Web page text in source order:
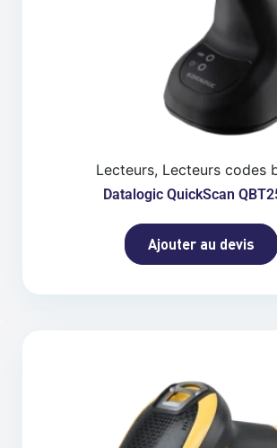
Lecteurs, Lecteurs codes
Datalogic QuickScan
Ajouter au devis